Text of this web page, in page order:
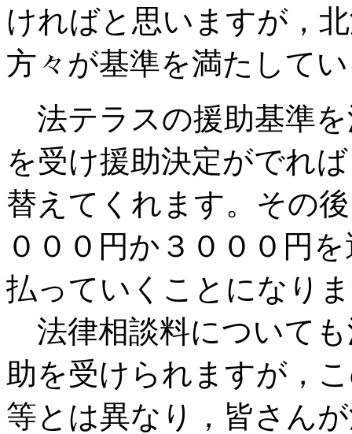
ければと思いますが，
方々が基準を満たして
法テラスの援助基準
を受け援助決定がでれ
替えてくれます。その
０００円か３０００円
払っていくことになり
法律相談料について
助を受けられますが，
等とは異なり，皆さん